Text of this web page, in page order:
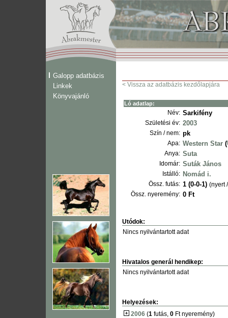
Galopp adatbázis
Linkek
Könyvajánló
< Vissza az adatbázis kezdőlapjára
Ló adatlap:
Név: Sarkifény
Születési év: 2003
Szín / nem: pk
Apa: Western Star (
Anya: Suta
Idomár: Suták János
Istálló: Nomád i.
Össz. futás: 1 (0-0-1) (nyert
Össz. nyeremény: 0 Ft
Utódok:
Nincs nyilvántartott adat
Hivatalos generál hendikep:
Nincs nyilvántartott adat
Helyezések:
2006 (1 futás, 0 Ft nyeremény)